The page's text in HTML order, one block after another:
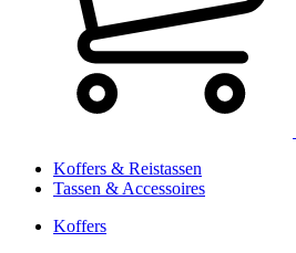
Koffers & Reistassen
Tassen & Accessoires
Koffers